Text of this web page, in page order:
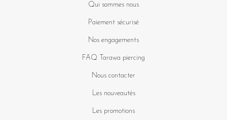
Qui sommes nous
Paiement sécurisé
Nos engagements
FAQ Tarawa piercing
Nous contacter
Les nouveautés
Les promotions